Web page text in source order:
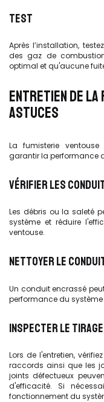
TEST
Après l’installation,
des gaz de
optimal et qu'aucune
ENTRETIEN DE
ASTUCES
La fumisterie
garantir la performance
VÉRIFIER LES
Les débris ou la saleté
système et réduire
ventouse.
NETTOYER LE
Un conduit encrassé
performance du
INSPECTER LE
Lors de l'entretien,
raccords ainsi que les
joints défectueux
d'efficacité. Si
fonctionnement du